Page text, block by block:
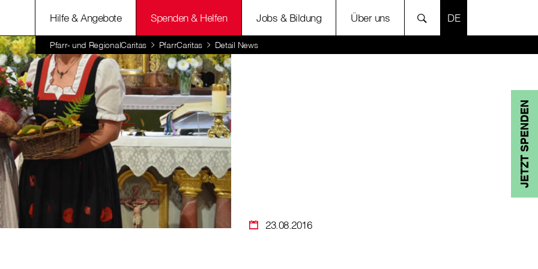
Hilfe & Angebote Spenden & Helfen Jobs & Bildung Über uns SPRACHE
Pfarr- und RegionalCaritas PfarrCaritas Detail News
JETZT SPENDEN
23.08.2016